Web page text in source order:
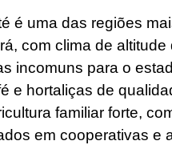
é uma das regiões
com clima de altitude
incomuns para o
e hortaliças de
familiar forte,
em cooperativas e